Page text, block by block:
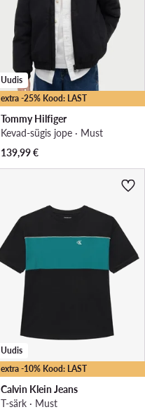
extra -25% Kood: LAST
Uudis
Tommy Hilfiger
Kevad-sügis jope · Must
139,99€
extra -10% Kood: LAST
Uudis
Calvin Klein Jeans
T-särk · Must